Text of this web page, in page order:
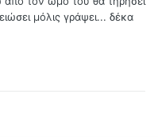
μόλις γράψει... δέκα